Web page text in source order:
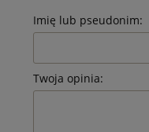
Imię lub pseudonim:
Twoja opinia: